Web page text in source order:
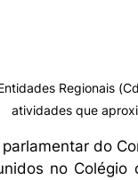
Regionais
atividades que
do
no